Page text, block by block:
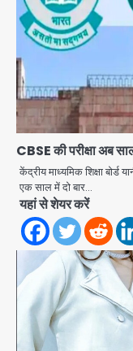
CBSE की परीक्षा अब
केंद्रीय माध्यमिक शिक्षा बोर्ड
एक साल में दो बार…
यहां से शेयर करें
2